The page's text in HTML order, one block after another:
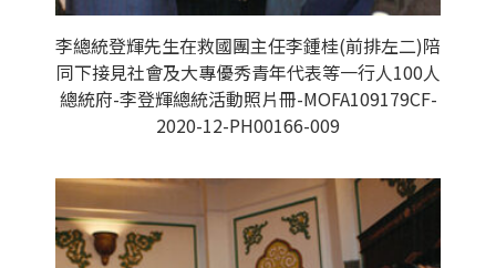
李總統登輝先生在救國團主任李鍾桂(前排左二)陪
同下接見社會及大專優秀青年代表等一行人100人
總統府-李登輝總統活動照片冊-MOFA109179CF-
2020-12-PH00166-009